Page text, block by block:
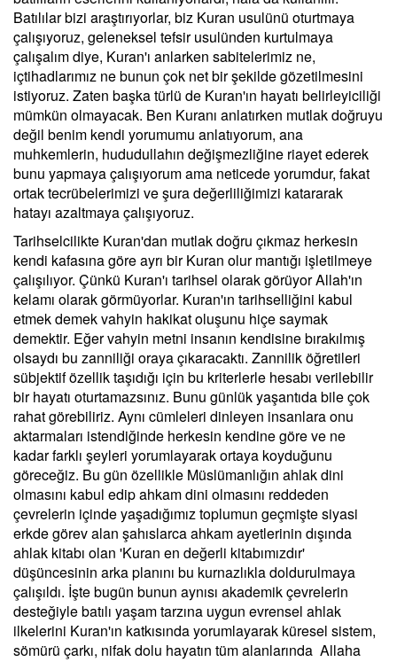
Batılılar bizi araştırıyorlar, biz Kuran usulünü oturtmaya
çalışıyoruz, geleneksel tefsir usulünden kurtulmaya
çalışalım diye, Kuran'ı anlarken sabitelerimiz ne,
içtihadlarımız ne bunun çok net bir şekilde gözetilmesini
istiyoruz. Zaten başka türlü de Kuran'ın hayatı belirleyiciliği
mümkün olmayacak. Ben Kuranı anlatırken mutlak doğruyu
değil benim kendi yorumumu anlatıyorum, ana
muhkemlerin, hududullahın değişmezliğine riayet ederek
bunu yapmaya çalışıyorum ama neticede yorumdur, fakat
ortak tecrübelerimizi ve şura değerliliğimizi katararak
hatayı azaltmaya çalışıyoruz.
Tarihselcilikte Kuran'dan mutlak doğru çıkmaz herkesin
kendi kafasına göre ayrı bir Kuran olur mantığı işletilmeye
çalışılıyor. Çünkü Kuran'ı tarihsel olarak görüyor Allah'ın
kelamı olarak görmüyorlar. Kuran'ın tarihselliğini kabul
etmek demek vahyin hakikat oluşunu hiçe saymak
demektir. Eğer vahyin metni insanın kendisine bırakılmış
olsaydı bu zanniliği oraya çıkaracaktı. Zannilik öğretileri
sübjektif özellik taşıdığı için bu kriterlerle hesabı verilebilir
bir hayatı oturtamazsınız. Bunu günlük yaşantıda bile çok
rahat görebiliriz. Aynı cümleleri dinleyen insanlara onu
aktarmaları istendiğinde herkesin kendine göre ve ne
kadar farklı şeyleri yorumlayarak ortaya koyduğunu
göreceğiz. Bu gün özellikle Müslümanlığın ahlak dini
olmasını kabul edip ahkam dini olmasını reddeden
çevrelerin içinde yaşadığımız toplumun geçmişte siyasi
erkde görev alan şahıslarca ahkam ayetlerinin dışında
ahlak kitabı olan 'Kuran en değerli kitabımızdır'
düşüncesinin arka planını bu kurnazlıkla doldurulmaya
çalışıldı. İşte bugün bunun aynısı akademik çevrelerin
desteğiyle batılı yaşam tarzına uygun evrensel ahlak
ilkelerini Kuran'ın katkısında yorumlayarak küresel sistem,
sömürü çarkı, nifak dolu hayatın tüm alanlarında Allaha